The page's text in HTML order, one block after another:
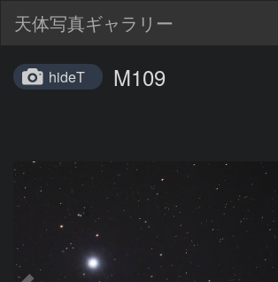
天体写真ギャラリー
hideT M109